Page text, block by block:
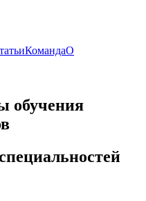
КомандаО
обучения